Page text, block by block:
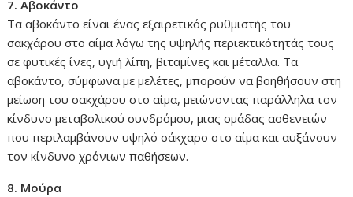
7. Αβοκάντο
Τα αβοκάντο είναι ένας εξαιρετικός ρυθμιστής του
σακχάρου στο αίμα λόγω της υψηλής περιεκτικότητάς τους
σε φυτικές ίνες, υγιή λίπη, βιταμίνες και μέταλλα. Τα
αβοκάντο, σύμφωνα με μελέτες, μπορούν να βοηθήσουν στη
μείωση του σακχάρου στο αίμα, μειώνοντας παράλληλα τον
κίνδυνο μεταβολικού συνδρόμου, μιας ομάδας ασθενειών
που περιλαμβάνουν υψηλό σάκχαρο στο αίμα και αυξάνουν
τον κίνδυνο χρόνιων παθήσεων.
8. Μούρα